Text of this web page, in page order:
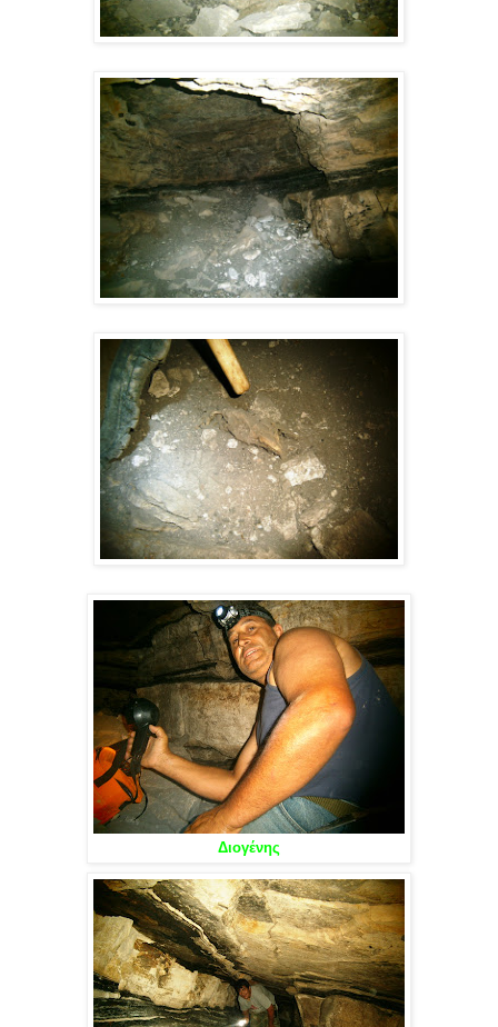
Διογένης